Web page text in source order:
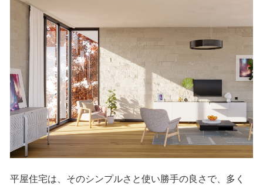
平屋住宅は、そのシンプルさと使い勝手の良さで、多く